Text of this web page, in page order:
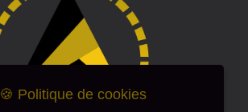
🍪 Politique de cookies